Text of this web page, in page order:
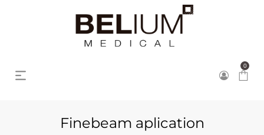
0
Finebeam aplication